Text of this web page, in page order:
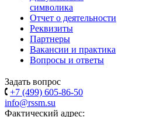
символика
Отчет о деятельности
Реквизиты
Партнеры
Вакансии и практика
Вопросы и ответы
Задать вопрос
+7 (499) 605-86-50
info@rssm.su
Фактический адрес: